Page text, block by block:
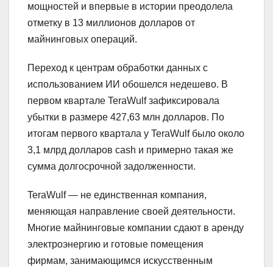
мощностей и впервые в истории преодолела
отметку в 13 миллионов долларов от
майнинговых операций.
Переход к центрам обработки данных с
использованием ИИ обошелся недешево. В
первом квартале TeraWulf зафиксировала
убытки в размере 427,63 млн долларов. По
итогам первого квартала у TeraWulf было около
3,1 млрд долларов cash и примерно такая же
сумма долгосрочной задолженности.
TeraWulf — не единственная компания,
меняющая направление своей деятельности.
Многие майнинговые компании сдают в аренду
электроэнергию и готовые помещения
фирмам, занимающимся искусственным